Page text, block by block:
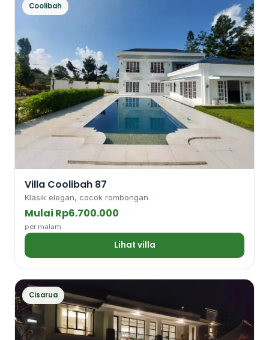
Coolibah
Villa Coolibah 87
Klasik elegan, cocok rombongan
Mulai Rp6.700.000
per malam
Lihat villa
Cisarua